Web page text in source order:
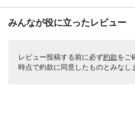
みんなが役に立ったレビュー
レビュー投稿する前に必ず約款をご
時点で約款に同意したものとみなし